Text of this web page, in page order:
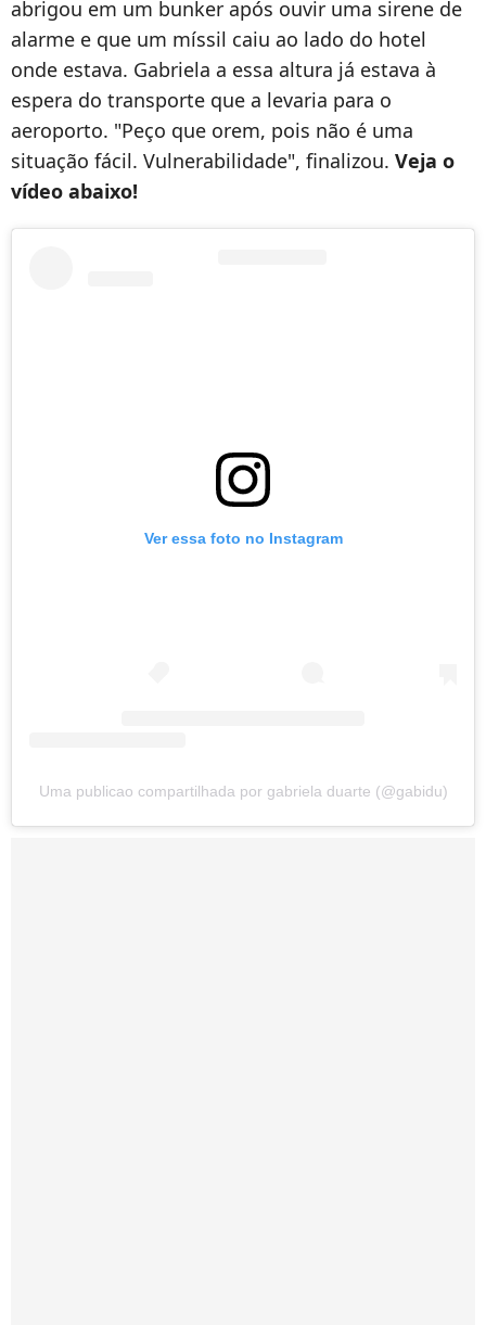
abrigou em um bunker após ouvir uma sirene de
alarme e que um míssil caiu ao lado do hotel
onde estava. Gabriela a essa altura já estava à
espera do transporte que a levaria para o
aeroporto. "Peço que orem, pois não é uma
situação fácil. Vulnerabilidade", finalizou. Veja o
vídeo abaixo!
Ver essa foto no Instagram
Uma publicao compartilhada por gabriela duarte (@gabidu)